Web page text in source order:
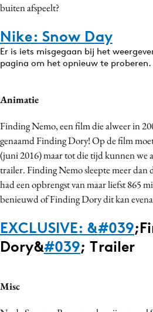
buiten afspeelt?
Nike: Snow Day
Er is iets misgegaan bij het
pagina om het opnieuw te proberen.
Animatie
Finding Nemo, een film die alweer in
genaamd Finding Dory! Op de film
(juni 2016) maar tot die tijd kunnen we
trailer. Finding Nemo sleepte meer dan
had een opbrengst van maar liefst 865
benieuwd of Finding Dory dit kan
EXCLUSIVE: &#039
Dory&#039; Trailer
Misc